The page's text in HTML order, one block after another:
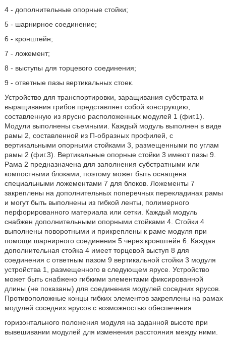
4 - дополнительные опорные стойки;
5 - шарнирное соединение;
6 - кронштейн;
7 - ложемент;
8 - выступы для торцевого соединения;
9 - ответные пазы вертикальных стоек.
Устройство для транспортировки, заращивания субстрата и
выращивания грибов представляет собой конструкцию,
составленную из ярусно расположенных модулей 1 (фиг.1).
Модули выполнены съемными. Каждый модуль выполнен в виде
рамы 2, составленной из П-образных профилей, с
вертикальными опорными стойками 3, размещенными по углам
рамы 2 (фиг.3). Вертикальные опорные стойки 3 имеют пазы 9.
Рама 2 предназначена для заполнения субстратными или
компостными блоками, поэтому может быть оснащена
специальными ложементами 7 для блоков. Ложементы 7
закреплены на дополнительных поперечных перекладинах рамы
и могут быть выполнены из гибкой ленты, полимерного
перфорированного материала или сетки. Каждый модуль
снабжен дополнительными опорными стойками 4. Стойки 4
выполнены поворотными и прикреплены к раме модуля при
помощи шарнирного соединения 5 через кронштейн 6. Каждая
дополнительная стойка 4 имеет торцевой выступ 8 для
соединения с ответным пазом 9 вертикальной стойки 3 модуля
устройства 1, размещенного в следующем ярусе. Устройство
может быть снабжено гибкими элементами фиксированной
длины (не показаны) для соединения модулей соседних ярусов.
Противоположные концы гибких элементов закреплены на рамах
модулей соседних ярусов с возможностью обеспечения
горизонтального положения модуля на заданной высоте при
вывешивании модулей для изменения расстояния между ними.